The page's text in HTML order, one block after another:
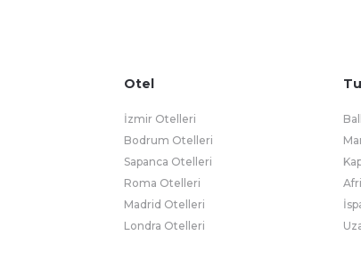
Otel
İzmir Otelleri
Bodrum Otelleri
Sapanca Otelleri
Roma Otelleri
Madrid Otelleri
Londra Otelleri